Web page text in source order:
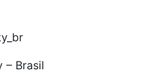
– Brasil